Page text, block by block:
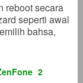
reboot secara
seperti awal
bahsa,
2